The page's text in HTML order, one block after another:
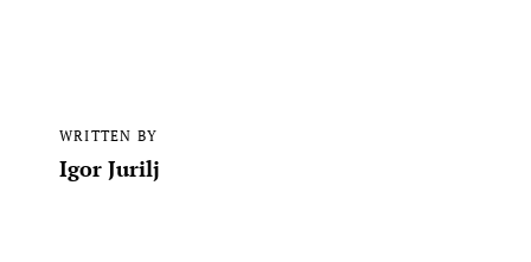
WRITTEN BY
Igor Jurilj